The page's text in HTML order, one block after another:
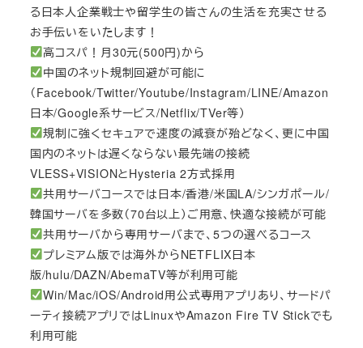
る日本人企業戦士や留学生の皆さんの生活を充実させる
お手伝いをいたします！
高コスパ！月30元(500円)から
中国のネット規制回避が可能に
（Facebook/Twitter/Youtube/Instagram/LINE/Amazon
日本/Google系サービス/Netflix/TVer等）
規制に強くセキュアで速度の減衰が殆どなく、更に中国
国内のネットは遅くならない最先端の接続
VLESS+VISIONとHysteria 2方式採用
共用サーバコースでは日本/香港/米国LA/シンガポール/
韓国サーバを多数（70台以上）ご用意、快適な接続が可能
共用サーバから専用サーバまで、5つの選べるコース
プレミアム版では海外からNETFLIX日本
版/hulu/DAZN/AbemaTV等が利用可能
Win/Mac/iOS/Android用公式専用アプリあり、サードパ
ーティ接続アプリではLinuxやAmazon Fire TV Stickでも
利用可能